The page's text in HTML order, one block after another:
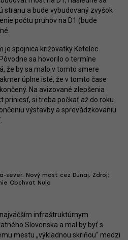
stranu a bude vybudovaný zvyšok
počtu pruhov na D1 (bude
je spojnica križovatky Ketelec
sa hovorilo o termíne
že by sa malo v tomto smere
úplne isté, že v tomto čase
Na avizované zlepšenia
priniesť, si treba počkať až do roku
výstavby a sprevádzkovaniu
sever. Nový most cez Dunaj. Zdroj:
Obchvat Nula
najväčším infraštruktúrnym
Slovenska a mal by byť s
mestu „výkladnou skriňou“ medzi